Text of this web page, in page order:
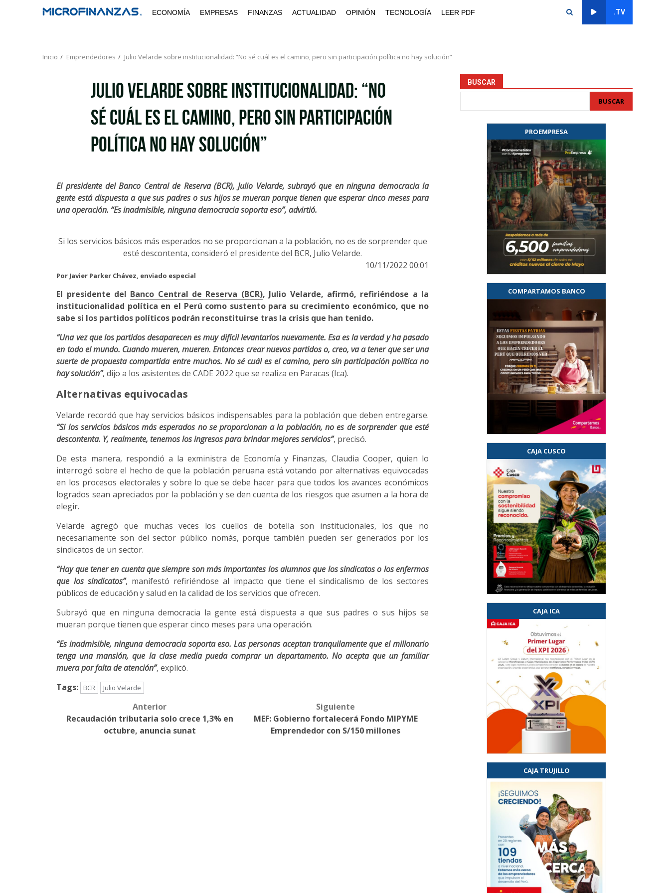
ECONOMÍA EMPRESAS FINANZAS ACTUALIDAD OPINIÓN TECNOLOGÍA LEER PDF .TV
Inicio Emprendedores Julio Velarde sobre institucionalidad: “No sé cuál es el camino, pero sin participación política no hay solución”
Julio Velarde sobre institucionalidad: “No
sé cuál es el camino, pero sin participación
política no hay solución”
El presidente del Banco Central de Reserva (BCR), Julio Velarde, subrayó que en ninguna democracia la
gente está dispuesta a que sus padres o sus hijos se mueran porque tienen que esperar cinco meses para
una operación. “Es inadmisible, ninguna democracia soporta eso”, advirtió.
Si los servicios básicos más esperados no se proporcionan a la población, no es de sorprender que
esté descontenta, consideró el presidente del BCR, Julio Velarde.
10/11/2022 00:01
Por Javier Parker Chávez, enviado especial
El presidente del Banco Central de Reserva (BCR), Julio Velarde, afirmó, refiriéndose a la
institucionalidad política en el Perú como sustento para su crecimiento económico, que no
sabe si los partidos políticos podrán reconstituirse tras la crisis que han tenido.
“Una vez que los partidos desaparecen es muy difícil levantarlos nuevamente. Esa es la verdad y ha pasado
en todo el mundo. Cuando mueren, mueren. Entonces crear nuevos partidos o, creo, va a tener que ser una
suerte de propuesta compartida entre muchos. No sé cuál es el camino, pero sin participación política no
hay solución”, dijo a los asistentes de CADE 2022 que se realiza en Paracas (Ica).
Alternativas equivocadas
Velarde recordó que hay servicios básicos indispensables para la población que deben entregarse.
“Si los servicios básicos más esperados no se proporcionan a la población, no es de sorprender que esté
descontenta. Y, realmente, tenemos los ingresos para brindar mejores servicios”, precisó.
De esta manera, respondió a la exministra de Economía y Finanzas, Claudia Cooper, quien lo
interrogó sobre el hecho de que la población peruana está votando por alternativas equivocadas
en los procesos electorales y sobre lo que se debe hacer para que todos los avances económicos
logrados sean apreciados por la población y se den cuenta de los riesgos que asumen a la hora de
elegir.
Velarde agregó que muchas veces los cuellos de botella son institucionales, los que no
necesariamente son del sector público nomás, porque también pueden ser generados por los
sindicatos de un sector.
“Hay que tener en cuenta que siempre son más importantes los alumnos que los sindicatos o los enfermos
que los sindicatos”, manifestó refiriéndose al impacto que tiene el sindicalismo de los sectores
públicos de educación y salud en la calidad de los servicios que ofrecen.
Subrayó que en ninguna democracia la gente está dispuesta a que sus padres o sus hijos se
mueran porque tienen que esperar cinco meses para una operación.
“Es inadmisible, ninguna democracia soporta eso. Las personas aceptan tranquilamente que el millonario
tenga una mansión, que la clase media pueda comprar un departamento. No acepta que un familiar
muera por falta de atención”, explicó.
Tags:
BCR Julio Velarde
navigation
Anterior
Recaudación tributaria solo crece 1,3% en
octubre, anuncia sunat
Siguiente
MEF: Gobierno fortalecerá Fondo MIPYME
Emprendedor con S/150 millones
BUSCAR
BUSCAR
PROEMPRESA
COMPARTAMOS BANCO
CAJA CUSCO
CAJA ICA
CAJA TRUJILLO